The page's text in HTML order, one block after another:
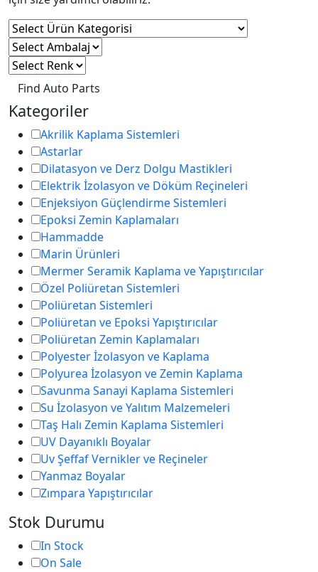
Find Auto Parts
Kategoriler
Akrilik Kaplama Sistemleri
Astarlar
Dilatasyon ve Derz Dolgu Mastikleri
Elektrik İzolasyon ve Döküm Reçineleri
Enjeksiyon Güçlendirme Sistemleri
Epoksi Zemin Kaplamaları
Hammadde
Marin Ürünleri
Mermer Seramik Kaplama ve Yapıştırıcılar
Özel Poliüretan Sistemleri
Poliüretan Sistemleri
Poliüretan ve Epoksi Yapıştırıcılar
Poliüretan Zemin Kaplamaları
Polyester İzolasyon ve Kaplama
Polyurea İzolasyon ve Zemin Kaplama
Savunma Sanayi Kaplama Sistemleri
Su İzolasyon ve Yalıtım Malzemeleri
Taş Halı Zemin Kaplama Sistemleri
UV Dayanıklı Boyalar
Uv Şeffaf Vernikler ve Reçineler
Yanmaz Boyalar
Zımpara Yapıştırıcılar
Stok Durumu
In Stock
On Sale